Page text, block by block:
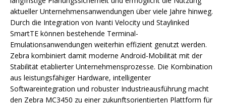
aktueller Unternehmensanwendungen über viele Jahre hinweg.
Durch die Integration von Ivanti Velocity und Staylinked
SmartTE können bestehende Terminal-
Emulationsanwendungen weiterhin effizient genutzt werden.
Zebra kombiniert damit moderne Android-Mobilität mit der
Stabilität etablierter Unternehmensprozesse. Die Kombination
aus leistungsfähiger Hardware, intelligenter
Softwareintegration und robuster Industrieausführung macht
den Zebra MC3450 zu einer zukunftsorientierten Plattform für